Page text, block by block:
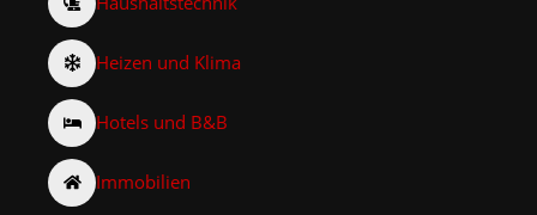
Heizen und Klima
Hotels und B&B
Immobilien